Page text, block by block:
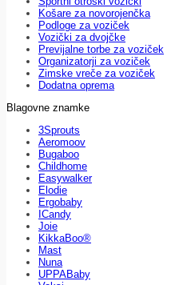
Košare za novorojenčka
Podloge za voziček
Vozički za dvojčke
Previjalne torbe za voziček
Organizatorji za voziček
Zimske vreče za voziček
Dodatna oprema
Blagovne znamke
3Sprouts
Aeromoov
Bugaboo
Childhome
Easywalker
Elodie
Ergobaby
ICandy
Joie
KikkaBoo®
Mast
Nuna
UPPABaby